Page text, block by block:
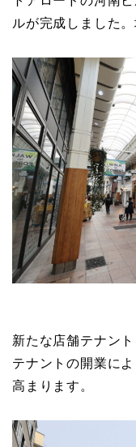
ルが完成しました
新たな店舗テナン
テナントの開業に
高まります。